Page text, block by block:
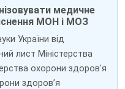
медичне
МОН і МОЗ
України від
лист Міністерства
охорони здоров'я
здоров’я